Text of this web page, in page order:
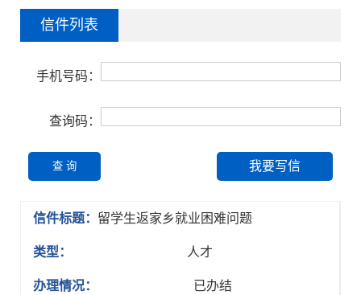
信件列表
手机号码：
查询码：
查 询 我要写信
信件标题： 留学生返家乡就业困难问题
类型： 人才
办理情况： 已办结